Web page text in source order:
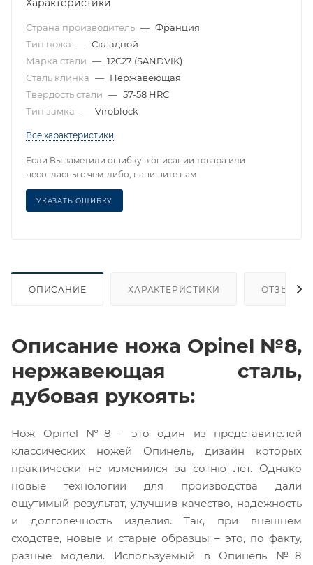
Страна производитель — Франция
Тип ножа — Складной
Марка стали — 12C27 (SANDVIK)
Сталь клинка — Нержавеющая
Твердость стали — 57-58 HRC
Тип замка — Viroblock
Все характеристики
Если Вы заметили ошибку в описании товара или
несогласны с чем-либо, напишите нам
УКАЗАТЬ ОШИБКУ
ОПИСАНИЕ ХАРАКТЕРИСТИКИ ОТЗЫВЫ
Описание ножа Opinel №8,
нержавеющая сталь,
дубовая рукоять:
Нож Opinel №8 - это один из представителей
классических ножей Опинель, дизайн которых
практически не изменился за сотню лет. Однако
новые технологии для производства дали
ощутимый результат, улучшив качество, надежность
и долговечность изделия. Так, при внешнем
сходстве, новые и старые образцы – это, по факту,
разные модели. Используемый в Опинель №8